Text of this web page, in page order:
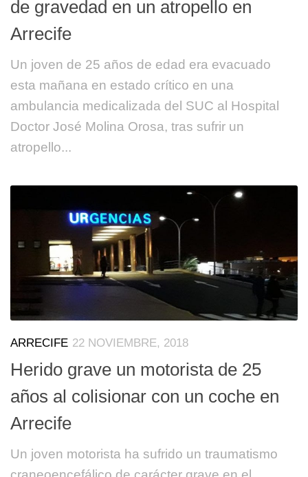
de gravedad en un atropello en
Arrecife
Un joven de 25 años de edad era evacuado
esta mañana en estado crítico en una
ambulancia medicalizada del SUC al Hospital
Doctor José Molina Orosa, tras sufrir un
atropello...
ARRECIFE 22 NOVIEMBRE, 2018
Herido grave un motorista de 25
años al colisionar con un coche en
Arrecife
Un joven motorista ha sufrido un traumatismo